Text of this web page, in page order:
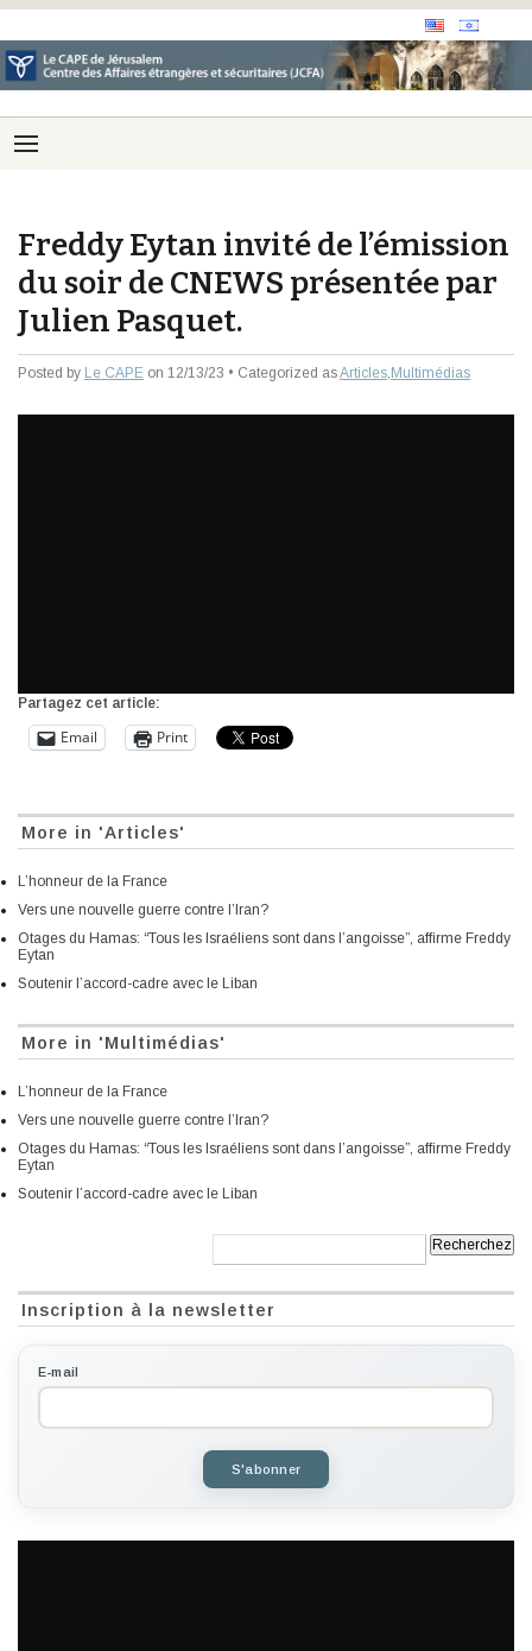
Freddy Eytan invité de l’émission
du soir de CNEWS présentée par
Julien Pasquet.
Posted by Le CAPE on 12/13/23 • Categorized asArticles, Multimédias
Partagez cet article:
Email Print
More in 'Articles'
L’honneur de la France
Vers une nouvelle guerre contre l’Iran?
Otages du Hamas: “Tous les Israéliens sont dans l’angoisse”, affirme Freddy
Eytan
Soutenir l’accord-cadre avec le Liban
More in 'Multimédias'
L’honneur de la France
Vers une nouvelle guerre contre l’Iran?
Otages du Hamas: “Tous les Israéliens sont dans l’angoisse”, affirme Freddy
Eytan
Soutenir l’accord-cadre avec le Liban
Recherche:
Inscription à la newsletter
E-mail
S'abonner